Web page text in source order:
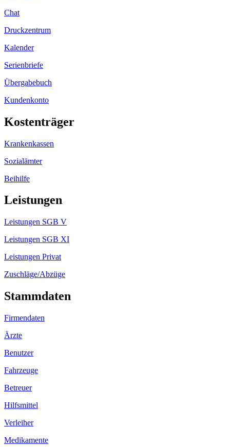
Chat
Druckzentrum
Kalender
Serienbriefe
Übergabebuch
Kundenkonto
Kostenträger
Krankenkassen
Sozialämter
Beihilfe
Leistungen
Leistungen SGB V
Leistungen SGB XI
Leistungen Privat
Zuschläge/Abzüge
Stammdaten
Firmendaten
Ärzte
Benutzer
Fahrzeuge
Betreuer
Hilfsmittel
Verleiher
Medikamente